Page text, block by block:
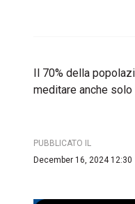
Il 70% della
meditare anche
PUBBLICATO IL
December 16, 2024 12:30